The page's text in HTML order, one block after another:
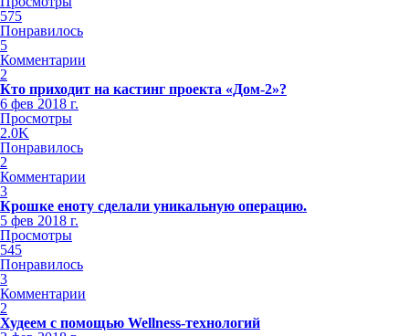
575
Понравилось
5
Комментарии
2
Кто приходит на кастинг проекта «Дом-2»?
6 фев 2018 г.
Просмотры
2.0K
Понравилось
2
Комментарии
3
Крошке еноту сделали уникальную операцию.
5 фев 2018 г.
Просмотры
545
Понравилось
3
Комментарии
2
Худеем с помощью Wellness-технологий